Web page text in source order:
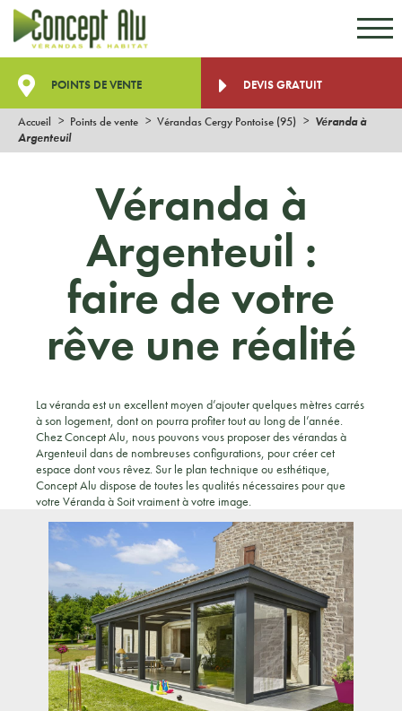
POINTS DE VENTE DEVIS GRATUIT
Accueil Points de vente Vérandas Cergy Pontoise (95)
Véranda à
Argenteuil
Véranda à
Argenteuil :
faire de votre
rêve une réalité
La véranda est un excellent moyen d’ajouter quelques mètres carrés
à son logement, dont on pourra profiter tout au long de l’année.
Chez Concept Alu, nous pouvons vous proposer des vérandas à
Argenteuil dans de nombreuses configurations, pour créer cet
espace dont vous rêvez. Sur le plan technique ou esthétique,
Concept Alu dispose de toutes les qualités nécessaires pour que
votre Véranda à Soit vraiment à votre image.